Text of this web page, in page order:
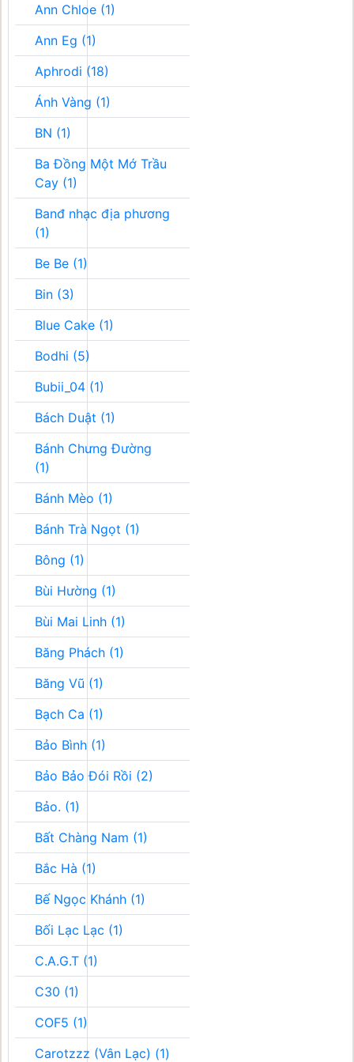
Ann Chloe (1)
Ann Eg (1)
Aphrodi (18)
Ánh Vàng (1)
BN (1)
Ba Đồng Một Mớ Trầu
Cay (1)
Banđ nhạc địa phương
(1)
Be Be (1)
Bin (3)
Blue Cake (1)
Bodhi (5)
Bubii_04 (1)
Bách Duật (1)
Bánh Chưng Đường
(1)
Bánh Mèo (1)
Bánh Trà Ngọt (1)
Bông (1)
Bùi Hường (1)
Bùi Mai Linh (1)
Băng Phách (1)
Băng Vũ (1)
Bạch Ca (1)
Bảo Bình (1)
Bảo Bảo Đói Rồi (2)
Bảo. (1)
Bất Chàng Nam (1)
Bắc Hà (1)
Bế Ngọc Khánh (1)
Bối Lạc Lạc (1)
C.A.G.T (1)
C30 (1)
COF5 (1)
Carotzzz (Vân Lạc) (1)